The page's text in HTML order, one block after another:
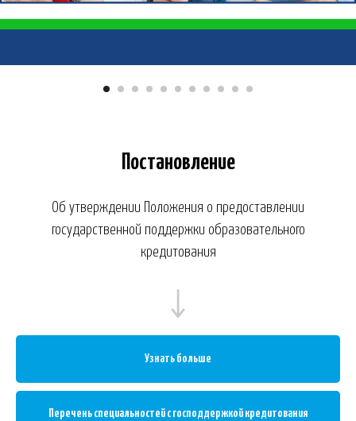
Постановление
Об утверждении Положения о предоставлении
государственной поддержки образовательного
кредитования
Узнать больше
Перечень специальностей с господдержкой кредитования